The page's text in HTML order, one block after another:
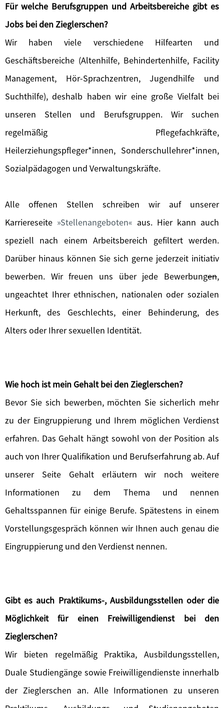
Für welche Berufsgruppen und Arbeitsbereiche gibt es
Jobs bei den Zieglerschen?
Wir haben viele verschiedene Hilfearten und
Geschäftsbereiche (Altenhilfe, Behindertenhilfe, Facility
Management, Hör-Sprachzentren, Jugendhilfe und
Suchthilfe), deshalb haben wir eine große Vielfalt bei
unseren Stellen und Berufsgruppen. Wir suchen
regelmäßig Pflegefachkräfte,
Heilerziehungspfleger*innen, Sonderschullehrer*innen,
Sozialpädagogen und Verwaltungskräfte.
Alle offenen Stellen schreiben wir auf unserer
Karriereseite
Stellenangeboten
aus. Hier kann auch
speziell nach einem Arbeitsbereich gefiltert werden.
Darüber hinaus können Sie sich gerne jederzeit initiativ
bewerben. Wir freuen uns über jede Bewerbungen,
ungeachtet Ihrer ethnischen, nationalen oder sozialen
Herkunft, des Geschlechts, einer Behinderung, des
Alters oder Ihrer sexuellen Identität.
Wie hoch ist mein Gehalt bei den Zieglerschen?
Bevor Sie sich bewerben, möchten Sie sicherlich mehr
zu der Eingruppierung und Ihrem möglichen Verdienst
erfahren. Das Gehalt hängt sowohl von der Position als
auch von Ihrer Qualifikation und Berufserfahrung ab. Auf
unserer Seite Gehalt erläutern wir noch weitere
Informationen zu dem Thema und nennen
Gehaltsspannen für einige Berufe. Spätestens in einem
Vorstellungsgespräch können wir Ihnen auch genau die
Eingruppierung und den Verdienst nennen.
Gibt es auch Praktikums-, Ausbildungsstellen oder die
Möglichkeit für einen Freiwilligendienst bei den
Zieglerschen?
Wir bieten regelmäßig Praktika, Ausbildungsstellen,
Duale Studiengänge sowie Freiwilligendienste innerhalb
der Zieglerschen an. Alle Informationen zu unseren